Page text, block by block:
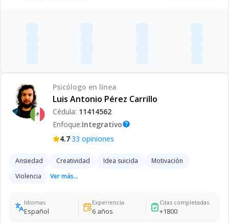
Psicólogo en línea
Luis Antonio Pérez Carrillo
Cédula: 11414562
Enfoque:Integrativohelp
4.7·33 opiniones
Ansiedad Creatividad Idea suicida
Motivación
Violencia
Ver más...
Idiomas
Español
Experiencia
6años
Citas completadas
+1800